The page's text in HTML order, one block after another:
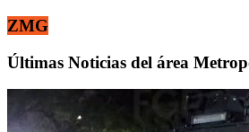
ZMG
Últimas Noticias del área